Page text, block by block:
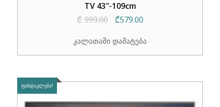
TV 43″-109cm
₾ 999.00
Original
was:
₾579.00Current
is:
კალათაში დამატება
ᲤᲐᲡᲓᲐᲙᲚᲔᲑᲐ!